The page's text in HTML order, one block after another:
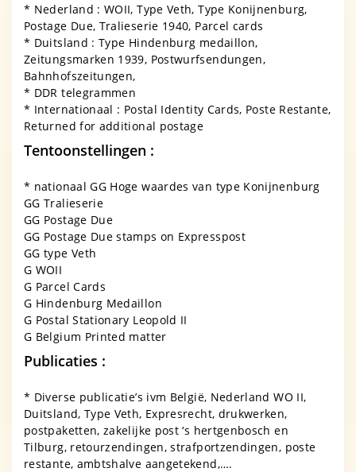
* Nederland : WOII, Type Veth, Type Konijnenburg,
Postage Due, Tralieserie 1940, Parcel cards
* Duitsland : Type Hindenburg medaillon,
Zeitungsmarken 1939, Postwurfsendungen,
Bahnhofszeitungen,
* DDR telegrammen
* Internationaal : Postal Identity Cards, Poste Restante,
Returned for additional postage
Tentoonstellingen :
* nationaal GG Hoge waardes van type Konijnenburg
GG Tralieserie
GG Postage Due
GG Postage Due stamps on Expresspost
GG type Veth
G WOII
G Parcel Cards
G Hindenburg Medaillon
G Postal Stationary Leopold II
G Belgium Printed matter
Publicaties :
* Diverse publicatie’s ivm België, Nederland WO II,
Duitsland, Type Veth, Expresrecht, drukwerken,
postpaketten, zakelijke post ‘s hertgenbosch en
Tilburg, retourzendingen, strafportzendingen, poste
restante, ambtshalve aangetekend,….